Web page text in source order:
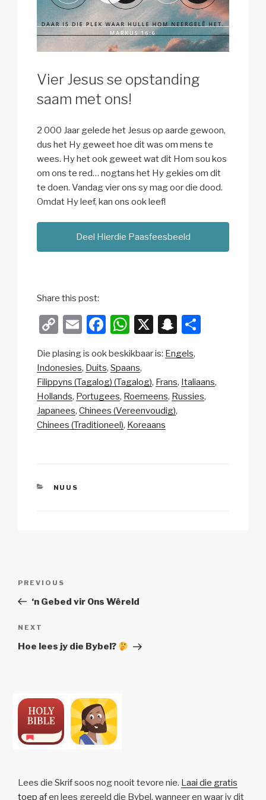
Vier Jesus se opstanding
saam met ons!
2 000 Jaar gelede het Jesus op aarde gewoon,
dus het Hy geweet hoe dit was om mens te
wees. Hy het ook geweet wat dit Hom sou kos
om ons te red… nogtans het Hy gekies om dit
te doen. Vandag vier ons sy mag oor die dood.
Omdat Hy leef, kan ons ook leef!
Deel Hierdie Paasfeesbeeld
Share this post:
C
p
y
Li
n
E
ail
F
c
e
b
o
W
at
s
A
p
X
S
a
p
c
e
Die plasing is ook beskikbaar is: Engels
Indonesies Duits Spaans
Filippyns (Tagalog) (Tagalog) Frans Italiaans
Hollands Portugees Roemeens Russies
Japanees Chinees (Vereenvoudig)
Chinees (Traditioneel) Koreaans
CATEGORIES
NUUS
Previous
Post
PREVIOUS
‘n Gebed vir Ons Wêreld
Next
Post
NEXT
Hoe lees jy die Bybel?
Lees die Skrif soos nog nooit tevore nie. Laai die gratis
toep afen lees gereeld die Bybel, wanneer en waar jy dit